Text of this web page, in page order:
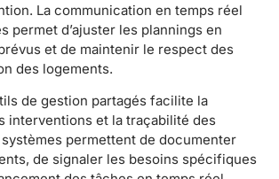
La communication en temps réel
permet d’ajuster les plannings en
et de maintenir le respect des
des logements.
de gestion partagés facilite la
interventions et la traçabilité des
permettent de documenter
de signaler les besoins spécifiques